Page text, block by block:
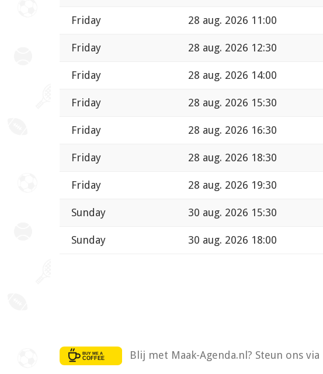
Friday 28 aug. 2026 11:00
Friday 28 aug. 2026 12:30
Friday 28 aug. 2026 14:00
Friday 28 aug. 2026 15:30
Friday 28 aug. 2026 16:30
Friday 28 aug. 2026 18:30
Friday 28 aug. 2026 19:30
Sunday 30 aug. 2026 15:30
Sunday 30 aug. 2026 18:00
Blij met Maak-Agenda.nl? Steun ons via